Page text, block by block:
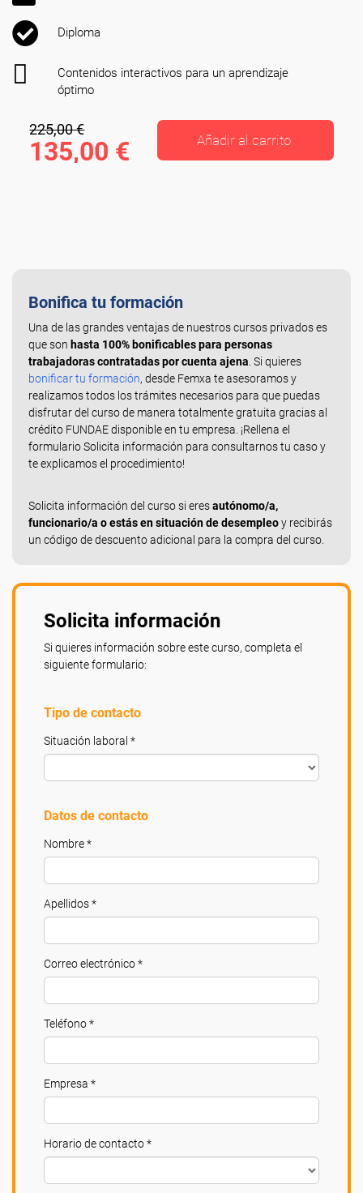
Diploma
Contenidos interactivos para un aprendizaje
óptimo
225,00 €
135,00 € Añadir al carrito
Bonifica tu formación
Una de las grandes ventajas de nuestros cursos privados es
que son hasta 100% bonificables para personas
trabajadoras contratadas por cuenta ajena . Si quieres
bonificar tu formación, desde Femxa te asesoramos y
realizamos todos los trámites necesarios para que puedas
disfrutar del curso de manera totalmente gratuita gracias al
crédito FUNDAE disponible en tu empresa. ¡Rellena el
formulario Solicita información para consultarnos tu caso y
te explicamos el procedimiento!
Solicita información del curso si eresautónomo/a,
funcionario/a o estás en situación de desempleoy recibirás
un código de descuento adicional para la compra del curso.
Solicita información
Si quieres información sobre este curso, completa el
siguiente formulario:
Tipo de contacto
Situación laboral *
Datos de contacto
Nombre *
Apellidos *
Correo electrónico *
Teléfono *
Empresa *
Horario de contacto *